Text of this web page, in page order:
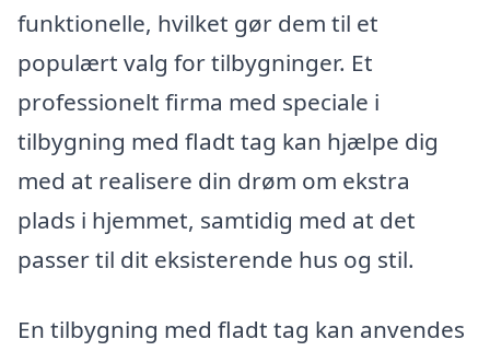
funktionelle, hvilket gør dem til et
populært valg for tilbygninger. Et
professionelt firma med speciale i
tilbygning med fladt tag kan hjælpe dig
med at realisere din drøm om ekstra
plads i hjemmet, samtidig med at det
passer til dit eksisterende hus og stil.
En tilbygning med fladt tag kan anvendes